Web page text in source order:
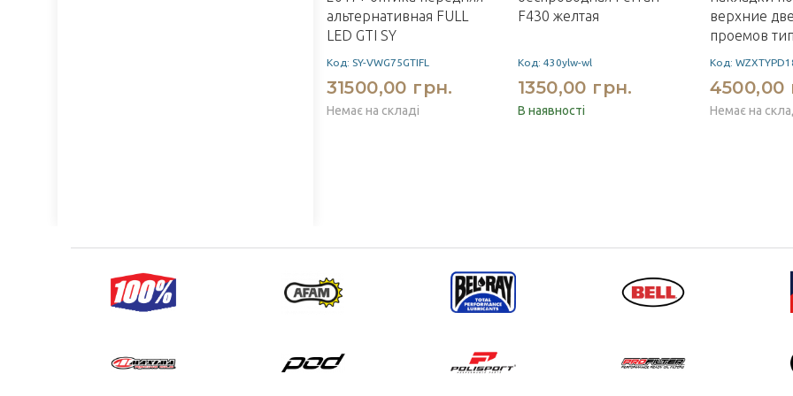
альтернативная FULL
LED GTI SY
Код: SY-VWG75GTIFL
31500,00 грн.
Немає на складі
F430 желтая
Код: 430ylw-wl
1350,00 грн.
В наявності
верхние
проемов
Код:
4500,00
Немає на